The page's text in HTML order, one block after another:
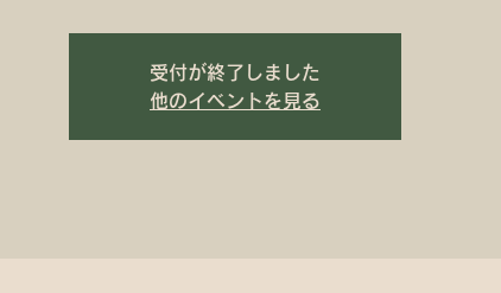
受付が終了しました
他のイベントを見る